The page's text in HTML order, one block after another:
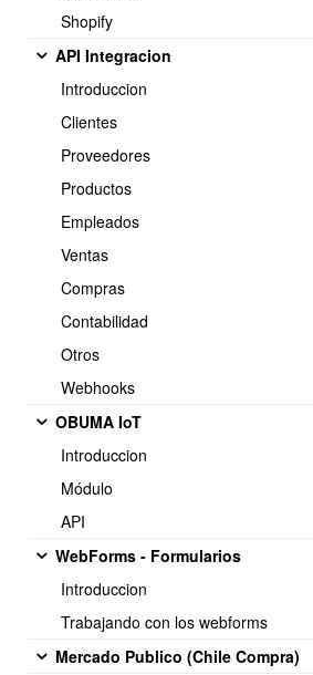
Shopify
API Integracion
Introduccion
Clientes
Proveedores
Productos
Empleados
Ventas
Compras
Contabilidad
Otros
Webhooks
OBUMA IoT
Introduccion
Módulo
API
WebForms - Formularios
Introduccion
Trabajando con los webforms
Mercado Publico (Chile Compra)
4.- CRM - Newsletters
1.- Introduccion al sistema de Clientes-
Marketing
5.- CRM - Chat
1.- Introduccion y funcionamiento del
6.- Portal clientes